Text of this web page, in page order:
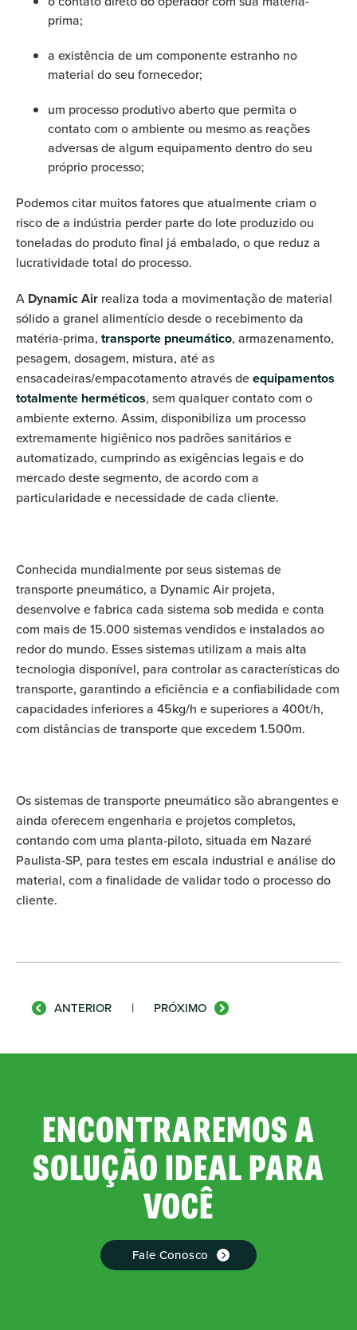
prima;
a existência de um componente estranho no
material do seu fornecedor;
um processo produtivo aberto que permita o
contato com o ambiente ou mesmo as reações
adversas de algum equipamento dentro do seu
próprio processo;
Podemos citar muitos fatores que atualmente criam o
risco de a indústria perder parte do lote produzido ou
toneladas do produto final já embalado, o que reduz a
lucratividade total do processo.
A Dynamic Air realiza toda a movimentação de material
sólido a granel alimentício desde o recebimento da
matéria-prima, transporte pneumático, armazenamento,
pesagem, dosagem, mistura, até as
ensacadeiras/empacotamento através deequipamentos
totalmente herméticos, sem qualquer contato com o
ambiente externo. Assim, disponibiliza um processo
extremamente higiênico nos padrões sanitários e
automatizado, cumprindo as exigências legais e do
mercado deste segmento, de acordo com a
particularidade e necessidade de cada cliente.
Conhecida mundialmente por seus sistemas de
transporte pneumático, a Dynamic Air projeta,
desenvolve e fabrica cada sistema sob medida e conta
com mais de 15.000 sistemas vendidos e instalados ao
redor do mundo. Esses sistemas utilizam a mais alta
tecnologia disponível, para controlar as características do
transporte, garantindo a eficiência e a confiabilidade com
capacidades inferiores a 45kg/h e superiores a 400t/h,
com distâncias de transporte que excedem 1.500m.
Os sistemas de transporte pneumático são abrangentes e
ainda oferecem engenharia e projetos completos,
contando com uma planta-piloto, situada em Nazaré
Paulista-SP, para testes em escala industrial e análise do
material, com a finalidade de validar todo o processo do
cliente.
ANTERIOR | PRÓXIMO
ENCONTRAREMOS A
SOLUÇÃO IDEAL PARA
VOCÊ
Fale Conosco